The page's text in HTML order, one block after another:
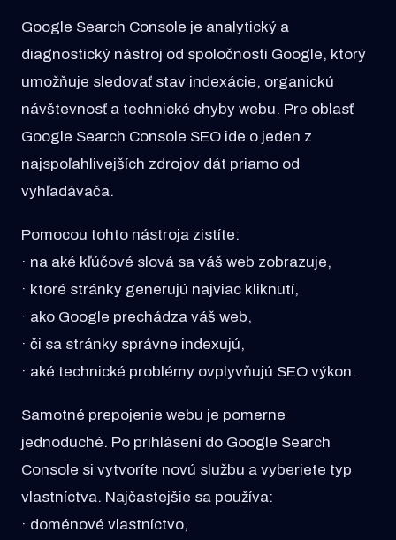
Google Search Console je analytický a
diagnostický nástroj od spoločnosti Google, ktorý
umožňuje sledovať stav indexácie, organickú
návštevnosť a technické chyby webu. Pre oblasť
Google Search Console SEO ide o jeden z
najspoľahlivejších zdrojov dát priamo od
vyhľadávača.
Pomocou tohto nástroja zistíte:
· na aké kľúčové slová sa váš web zobrazuje,
· ktoré stránky generujú najviac kliknutí,
· ako Google prechádza váš web,
· či sa stránky správne indexujú,
· aké technické problémy ovplyvňujú SEO výkon.
Samotné prepojenie webu je pomerne
jednoduché. Po prihlásení do Google Search
Console si vytvoríte novú službu a vyberiete typ
vlastníctva. Najčastejšie sa používa:
· doménové vlastníctvo,